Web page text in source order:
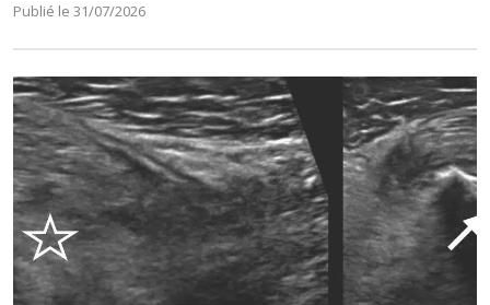
Publié le 31/07/2026